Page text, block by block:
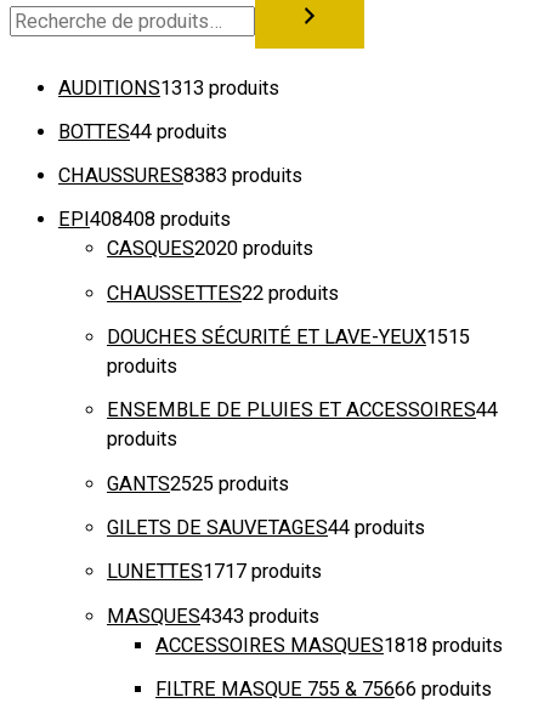
AUDITIONS1313 produits
BOTTES44 produits
CHAUSSURES8383 produits
EPI 408408 produits
CASQUES2020 produits
CHAUSSETTES22 produits
DOUCHES SÉCURITÉ ET LAVE-YEUX1515
produits
ENSEMBLE DE PLUIES ET ACCESSOIRES44
produits
GANTS2525 produits
GILETS DE SAUVETAGES44 produits
LUNETTES1717 produits
MASQUES4343 produits
ACCESSOIRES MASQUES1818 produits
FILTRE MASQUE 755 & 75666 produits